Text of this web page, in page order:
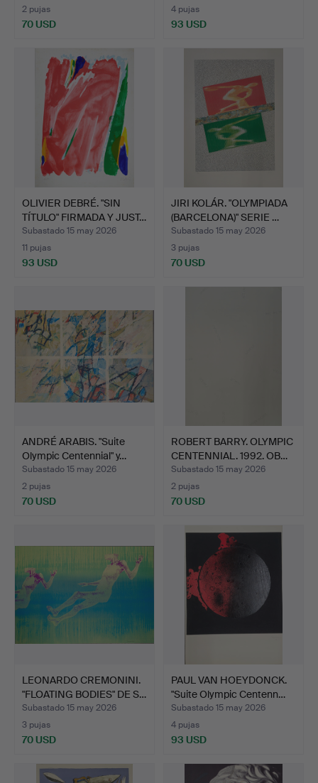
2 pujas
70 USD
4 pujas
93 USD
OLIVIER DEBRÉ. "SIN
TÍTULO" FIRMADA Y JUST…
Subastado 15 may 2026
11 pujas
93 USD
JIRI KOLÁR. "OLYMPIADA
(BARCELONA)" SERIE …
Subastado 15 may 2026
3 pujas
70 USD
ANDRÉ ARABIS. "Suite
Olympic Centennial" y…
Subastado 15 may 2026
2 pujas
70 USD
ROBERT BARRY. OLYMPIC
CENTENNIAL. 1992. OB…
Subastado 15 may 2026
2 pujas
70 USD
LEONARDO CREMONINI.
"FLOATING BODIES" DE S…
Subastado 15 may 2026
3 pujas
70 USD
PAUL VAN HOEYDONCK.
"Suite Olympic Centenn…
Subastado 15 may 2026
4 pujas
93 USD